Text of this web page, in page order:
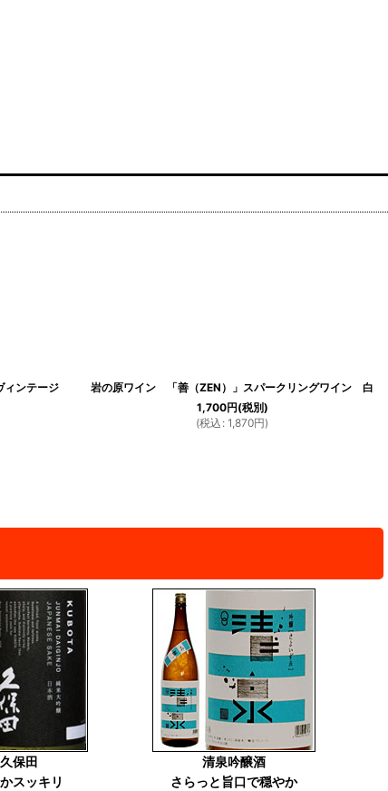
ンテージ
岩の原ワイン 「善（ZEN）」スパークリングワイン 白
1,700円(税別)
(税込 : 1,870円)
保田
スッキリ
清泉吟醸酒
さらっと旨口で穏やか